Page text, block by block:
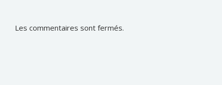
Les commentaires sont fermés.